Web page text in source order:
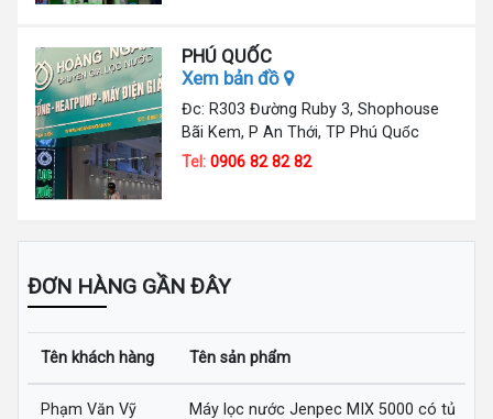
PHÚ QUỐC
Xem bản đồ
Đc: R303 Đường Ruby 3, Shophouse
Bãi Kem, P An Thới, TP Phú Quốc
Tel:0906 82 82 82
ĐƠN HÀNG GẦN ĐÂY
Tên khách hàng Tên sản phẩm
Phạm Văn Vỹ Máy lọc nước Jenpec MIX 5000 có tủ